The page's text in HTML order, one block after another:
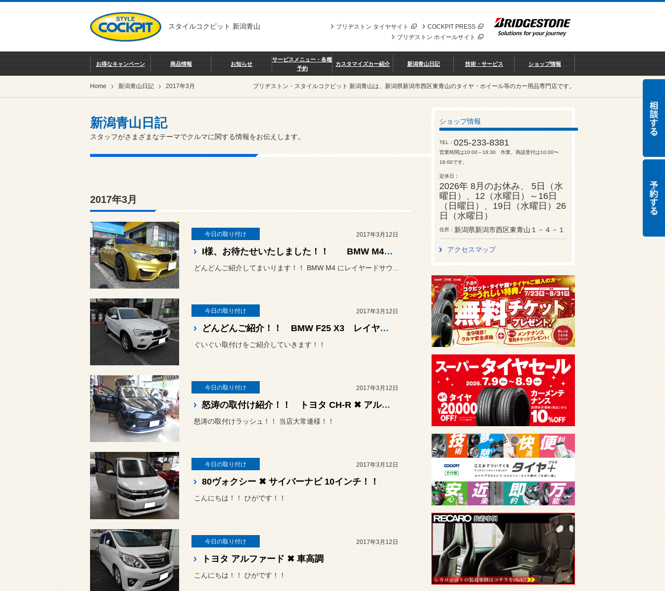
スタイルコクピット 新潟青山 COCKPIT PRESS
ブリヂストン タイヤサイト
ブリヂストン ホイールサイト
お得なキャンペーン 商品情報 お知らせ
サービスメニュー・各種
予約
カスタマイズカー紹介 新潟青山日記 技術・サービス ショップ情報
Home 新潟青山日記 2017年3月 ブリヂストン・スタイルコクピット 新潟青山は、新潟県新潟市西区東青山のタイヤ・ホイール等のカー用品専門店です。
新潟青山日記
スタッフがさまざまなテーマでクルマに関する情報をお伝えします。
2017年3月
今日の取り付け 2017年3月12日
I様、お待たせいたしました！！ BMW M4に、レイヤードサウンド サブウーファー取付け！！
今日の取り付け 2017年3月12日
どんどんご紹介！！ BMW F25 X3 レイヤードサウンド サブウーファー！！
ぐいぐい取付けをご紹介していきます！！
今日の取り付け 2017年3月12日
怒涛の取付け紹介！！ トヨタ CH-R ✖ アルパインナビゲーション♪
怒涛の取付けラッシュ！！ 当店大常連様！！
今日の取り付け 2017年3月12日
80ヴォクシー ✖ サイバーナビ 10インチ！！
こんにちは！！ ひがです！！
今日の取り付け 2017年3月12日
トヨタ アルファード ✖ 車高調
こんにちは！！ ひがです！！
ショップ情報
TEL 025-233-8381
営業時間は10:00～18:30 作業、商談受付は10:00〜
18:00です。
定休日
2026年 8月のお休み、 5日（水
曜日）、12（水曜日）～16日
（日曜日）、19日（水曜日）26
日（水曜日）
住所 新潟県新潟市西区東青山１－４－１
アクセスマップ